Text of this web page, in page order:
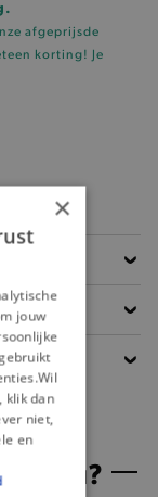
afgeprijsde
korting! Je
jou?
×
jouw
klik dan
niet,
en